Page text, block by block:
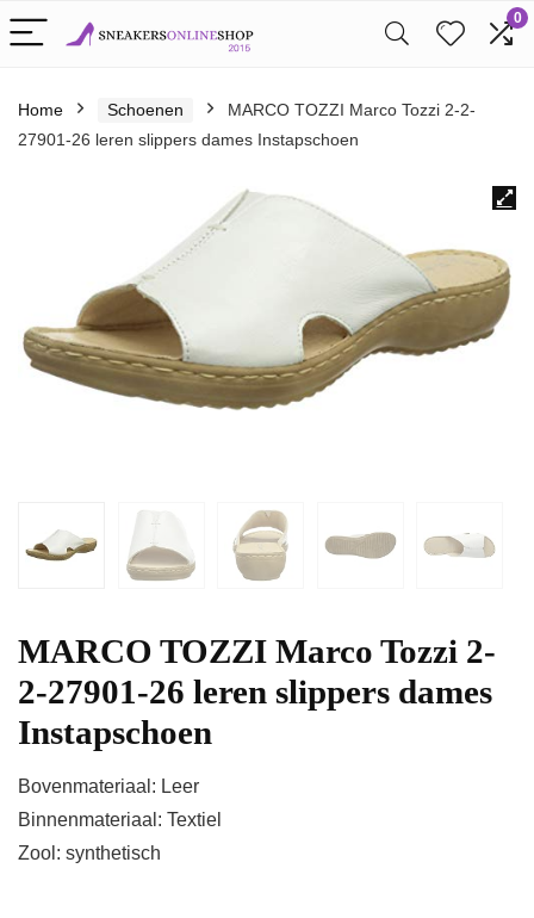
0
Home Schoenen
MARCO TOZZI Marco Tozzi 2-2-
27901-26 leren slippers dames Instapschoen
MARCO TOZZI Marco Tozzi 2-
2-27901-26 leren slippers dames
Instapschoen
Bovenmateriaal: Leer
Binnenmateriaal: Textiel
Zool: synthetisch